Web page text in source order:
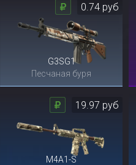
G3SG1
Песчаная буря
0.74 руб
M4A1-S
19.97 руб